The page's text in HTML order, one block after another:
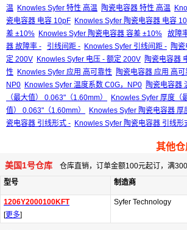
温
Knowles Syfer 特性 高温 陶瓷电容器 特性 高温
瓷电容器 电容 10pF Knowles Syfer 陶瓷电容器 电容
差 ±10% Knowles Syfer 陶瓷电容器 容差 ±10% 故障
器 故障率 -
引线间距 - Knowles Syfer 引线间距 - 陶
定 200V Knowles Syfer 电压 - 额定 200V 陶瓷电容器
性
Knowles Syfer 应用 高可靠性 陶瓷电容器 应用 高可
NP0 Knowles Syfer 温度系数 C0G，NP0 陶瓷电容器
（最大值） 0.063"（1.60mm）
Knowles Syfer 厚度（
值） 0.063"（1.60mm）
Knowles Syfer 陶瓷电容器
瓷电容器 引线形式 - Knowles Syfer 陶瓷电容器 引线形
其他
美国1号仓库 仓库直销，订单金额100元起订，满
型号
制造商
1206Y2000100KFT
[更多]
Syfer Technology